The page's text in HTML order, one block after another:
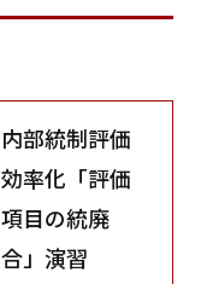
内部統制評価
効率化「評価
項目の統廃
合」演習